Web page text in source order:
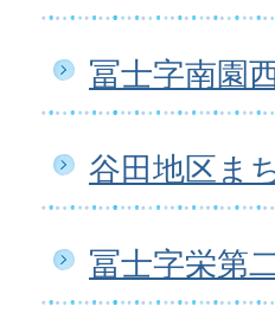
冨士字南園
谷田地区ま
冨士字栄第